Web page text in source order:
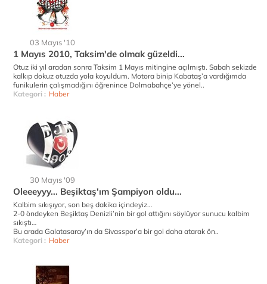
03 Mayıs '10
1 Mayıs 2010, Taksim'de olmak güzeldi...
Otuz iki yıl aradan sonra Taksim 1 Mayıs mitingine açılmıştı. Sabah sekizde
kalkıp dokuz otuzda yola koyuldum. Motora binip Kabataş’a vardığımda
funikulerin çalışmadığını öğrenince Dolmabahçe’ye yönel..
Kategori : Haber
30 Mayıs '09
Oleeeyyy... Beşiktaş'ım Şampiyon oldu...
Kalbim sıkışıyor, son beş dakika içindeyiz…
2-0 öndeyken Beşiktaş Denizli’nin bir gol attığını söylüyor sunucu kalbim
sıkıştı…
Bu arada Galatasaray’ın da Sivasspor’a bir gol daha atarak ön..
Kategori : Haber